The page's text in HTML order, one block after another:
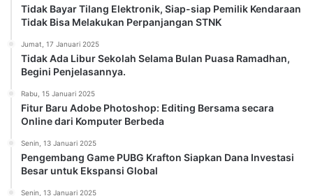
Tidak Bayar Tilang Elektronik, Siap-siap Pemilik Kendaraan
Tidak Bisa Melakukan Perpanjangan STNK
Jumat, 17 Januari 2025
Tidak Ada Libur Sekolah Selama Bulan Puasa Ramadhan,
Begini Penjelasannya.
Rabu, 15 Januari 2025
Fitur Baru Adobe Photoshop: Editing Bersama secara
Online dari Komputer Berbeda
Senin, 13 Januari 2025
Pengembang Game PUBG Krafton Siapkan Dana Investasi
Besar untuk Ekspansi Global
Senin, 13 Januari 2025